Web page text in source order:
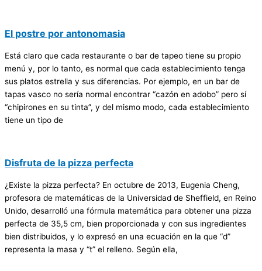
El postre por antonomasia
Está claro que cada restaurante o bar de tapeo tiene su propio
menú y, por lo tanto, es normal que cada establecimiento tenga
sus platos estrella y sus diferencias. Por ejemplo, en un bar de
tapas vasco no sería normal encontrar “cazón en adobo” pero sí
“chipirones en su tinta”, y del mismo modo, cada establecimiento
tiene un tipo de
Disfruta de la pizza perfecta
¿Existe la pizza perfecta? En octubre de 2013, Eugenia Cheng,
profesora de matemáticas de la Universidad de Sheffield, en Reino
Unido, desarrolló una fórmula matemática para obtener una pizza
perfecta de 35,5 cm, bien proporcionada y con sus ingredientes
bien distribuidos, y lo expresó en una ecuación en la que “d”
representa la masa y “t” el relleno. Según ella,